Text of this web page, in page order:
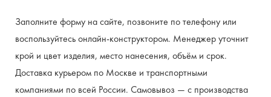
Заполните форму на сайте, позвоните по телефону или
воспользуйтесь онлайн-конструктором. Менеджер уточнит
крой и цвет изделия, место нанесения, объём и срок.
Доставка курьером по Москве и транспортными
компаниями по всей России. Самовывоз — с производства